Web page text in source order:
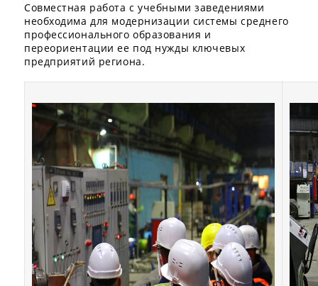
Совместная работа с учебными заведениями
необходима для модернизации системы среднего
профессионального образования и
переориентации ее под нужды ключевых
предприятий региона.